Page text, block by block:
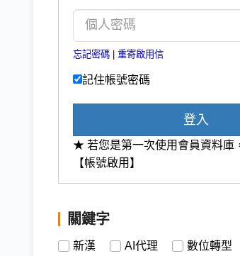
忘記密碼 | 重寄啟用信
記住帳號密碼
登入
★ 若您是第一次使用會員資料庫
【帳號啟用】
關鍵字
新漢 AI代理 數位轉型